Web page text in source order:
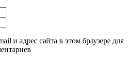
и адрес сайта в этом браузере для